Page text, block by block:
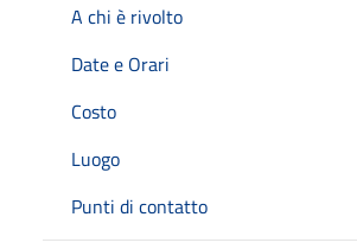
A chi è rivolto
Date e Orari
Costo
Luogo
Punti di contatto